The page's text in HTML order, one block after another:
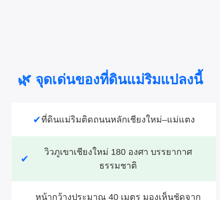
🌿 จุดเด่นของที่ดินแม่ริมแปลงนี้
✔ที่ดินแม่ริมติดถนนหลักเชียงใหม่–แม่แตง
✔
วิวภูเขาเชียงใหม่ 180 องศา บรรยากาศ
ธรรมชาติ
หน้ากว้างประมาณ 40 เมตร มองเห็นชัดจาก